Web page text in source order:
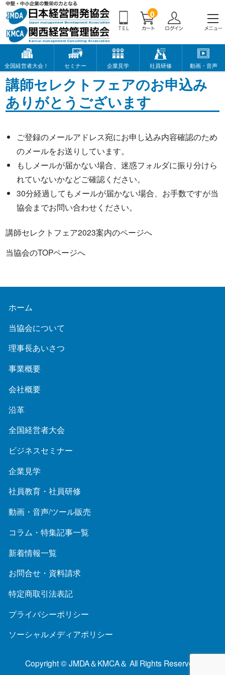
0
全国経営者大会！ セミナー 企業見学 社員研修 動画・音声
講師セレクトフェアのお申込み
ありがとうございます
ご登録のメールアドレス宛にお申し込み内容確認のため
のメールをお送りしています。
もしメールが届かない場合、迷惑フォルダに振り分けら
れていないかなどご確認ください。
30分経過してもメールが届かない場合、お手数ですが当
協会までお問い合わせください。
講師セレクトフェア2023案内のページへ
当協会のTOPページへ
ホーム
当協会について
理事長あいさつ
事業概要
会社概要
沿革
全国経営者大会
ビジネスセミナー
企業見学
社員教育・社員研修
動画・音声/ツール販売
コラム・特集記事一覧
新着情報一覧
お問合せ・資料請求
特定商取引法表記
プライバシーポリシー
ソーシャルメディアポリシー
Copyright © JMDA＆KMCA＆ All Rights Reserved.